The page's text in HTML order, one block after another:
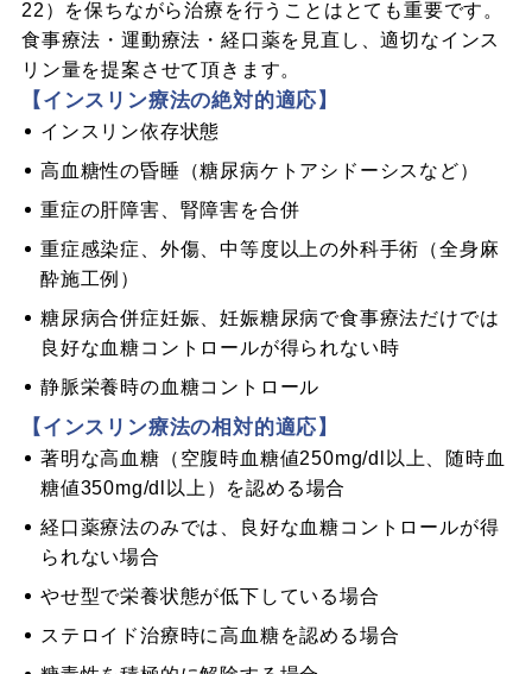
22）を保ちながら治療を行うことはとても重要です。
食事療法・運動療法・経口薬を見直し、適切なインス
リン量を提案させて頂きます。
【インスリン療法の絶対的適応】
インスリン依存状態
高血糖性の昏睡（糖尿病ケトアシドーシスなど）
重症の肝障害、腎障害を合併
重症感染症、外傷、中等度以上の外科手術（全身麻
酔施工例）
糖尿病合併症妊娠、妊娠糖尿病で食事療法だけでは
良好な血糖コントロールが得られない時
静脈栄養時の血糖コントロール
【インスリン療法の相対的適応】
著明な高血糖（空腹時血糖値250mg/dl以上、随時血
糖値350mg/dl以上）を認める場合
経口薬療法のみでは、良好な血糖コントロールが得
られない場合
やせ型で栄養状態が低下している場合
ステロイド治療時に高血糖を認める場合